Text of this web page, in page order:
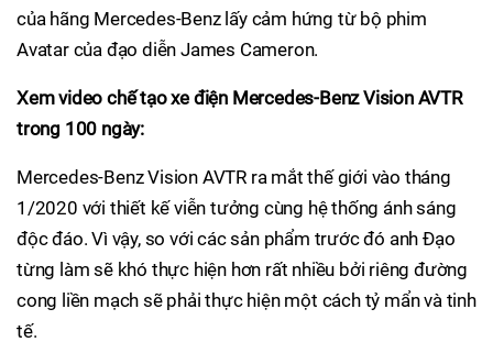
của hãng Mercedes-Benz lấy cảm hứng từ bộ phim
Avatar của đạo diễn James Cameron.
Xem video chế tạo xe điện Mercedes-Benz Vision AVTR
trong 100 ngày:
Mercedes-Benz Vision AVTR ra mắt thế giới vào tháng
1/2020 với thiết kế viễn tưởng cùng hệ thống ánh sáng
độc đáo. Vì vậy, so với các sản phẩm trước đó anh Đạo
từng làm sẽ khó thực hiện hơn rất nhiều bởi riêng đường
cong liền mạch sẽ phải thực hiện một cách tỷ mẩn và tinh
tế.